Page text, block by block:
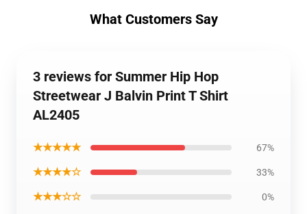
What Customers Say
3 reviews for Summer Hip Hop
Streetwear J Balvin Print T Shirt
AL2405
★★★★★ 67%
★★★★☆ 33%
★★★☆☆ 0%